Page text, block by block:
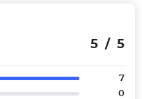
5 / 5
7
0